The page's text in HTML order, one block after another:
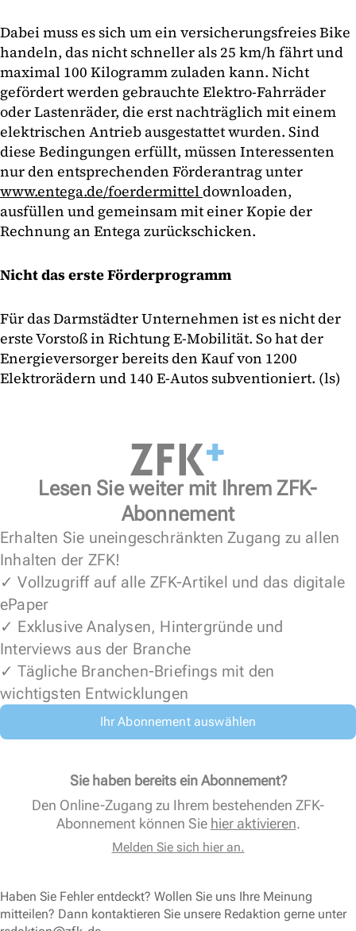
Dabei muss es sich um ein versicherungsfreies Bike
handeln, das nicht schneller als 25 km/h fährt und
maximal 100 Kilogramm zuladen kann. Nicht
gefördert werden gebrauchte Elektro-Fahrräder
oder Lastenräder, die erst nachträglich mit einem
elektrischen Antrieb ausgestattet wurden. Sind
diese Bedingungen erfüllt, müssen Interessenten
nur den entsprechenden Förderantrag unter
www.entega.de/foerdermitteldownloaden,
ausfüllen und gemeinsam mit einer Kopie der
Rechnung an Entega zurückschicken.
Nicht das erste Förderprogramm
Für das Darmstädter Unternehmen ist es nicht der
erste Vorstoß in Richtung E-Mobilität. So hat der
Energieversorger bereits den Kauf von 1200
Elektrorädern und 140 E-Autos subventioniert. (ls)
Lesen Sie weiter mit Ihrem ZFK-
Abonnement
Erhalten Sie uneingeschränkten Zugang zu allen
Inhalten der ZFK!
✓ Vollzugriff auf alle ZFK-Artikel und das digitale
ePaper
✓ Exklusive Analysen, Hintergründe und
Interviews aus der Branche
✓ Tägliche Branchen-Briefings mit den
wichtigsten Entwicklungen
Ihr Abonnement auswählen
Sie haben bereits ein Abonnement?
Den Online-Zugang zu Ihrem bestehenden ZFK-
Abonnement können Sie hier aktivieren.
Melden Sie sich hier an.
Haben Sie Fehler entdeckt? Wollen Sie uns Ihre Meinung
mitteilen? Dann kontaktieren Sie unsere Redaktion gerne unter